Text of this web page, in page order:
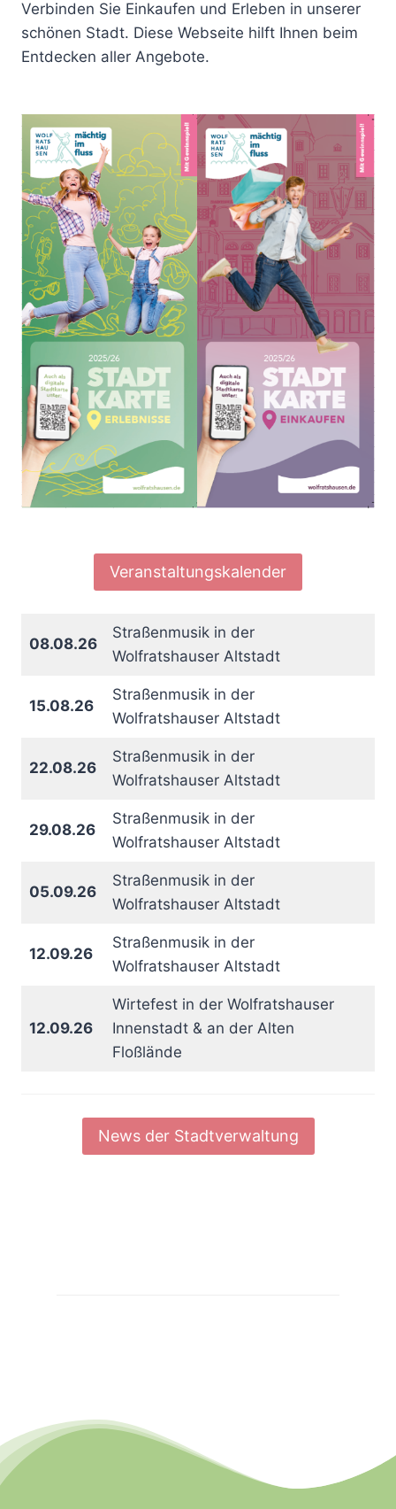
Verbinden Sie Einkaufen und Erleben in unserer
schönen Stadt. Diese Webseite hilft Ihnen beim
Entdecken aller Angebote.
Veranstaltungskalender
08.08.26
Straßenmusik in der
Wolfratshauser Altstadt
15.08.26
Straßenmusik in der
Wolfratshauser Altstadt
22.08.26
Straßenmusik in der
Wolfratshauser Altstadt
29.08.26
Straßenmusik in der
Wolfratshauser Altstadt
05.09.26
Straßenmusik in der
Wolfratshauser Altstadt
12.09.26
Straßenmusik in der
Wolfratshauser Altstadt
12.09.26
Wirtefest in der Wolfratshauser
Innenstadt & an der Alten
Floßlände
News der Stadtverwaltung